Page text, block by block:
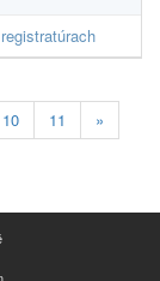
10 11 »